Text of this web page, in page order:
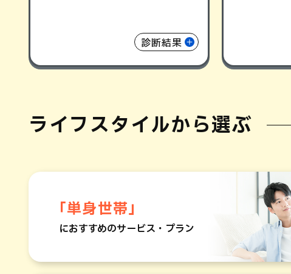
診断結果
ライフスタイルから選ぶ
「単身世帯」
におすすめのサービス・プラン